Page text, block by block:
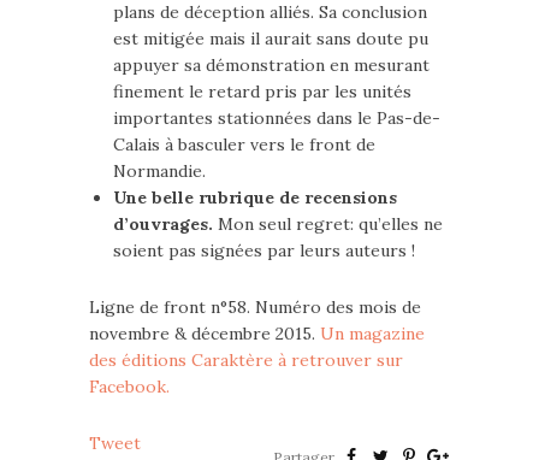
plans de déception alliés. Sa conclusion
est mitigée mais il aurait sans doute pu
appuyer sa démonstration en mesurant
finement le retard pris par les unités
importantes stationnées dans le Pas-de-
Calais à basculer vers le front de
Normandie.
Une belle rubrique de recensions
d’ouvrages. Mon seul regret: qu’elles ne
soient pas signées par leurs auteurs !
Ligne de front n°58. Numéro des mois de
novembre & décembre 2015. Un magazine
des éditions Caraktère à retrouver sur
Facebook.
Tweet